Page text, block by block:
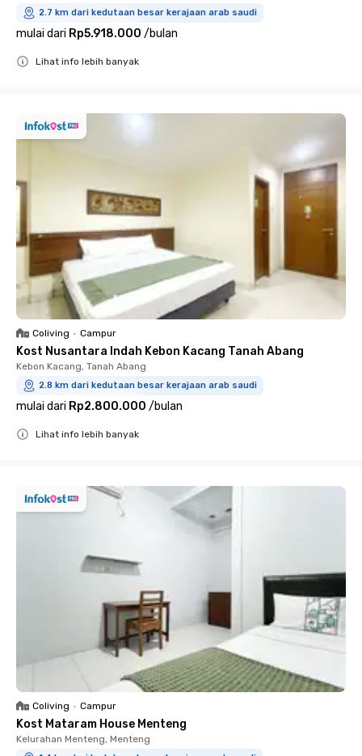
2.7 km dari kedutaan besar kerajaan arab saudi
mulai dari Rp5.918.000 /bulan
Lihat info lebih banyak
Coliving • Campur
Kost Nusantara Indah Kebon Kacang Tanah Abang
Kebon Kacang, Tanah Abang
2.8 km dari kedutaan besar kerajaan arab saudi
mulai dari Rp2.800.000 /bulan
Lihat info lebih banyak
Coliving • Campur
Kost Mataram House Menteng
Kelurahan Menteng, Menteng